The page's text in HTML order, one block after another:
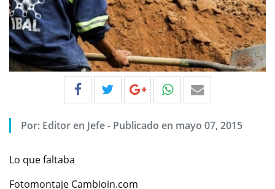
Por: Editor en Jefe- Publicado en mayo 07, 2015
Lo que faltaba
Fotomontaje Cambioin.com